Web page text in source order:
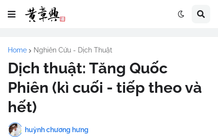
Home Nghiên Cứu - Dịch Thuật
Dịch thuật: Tăng Quốc
Phiên (kì cuối - tiếp theo và
hết)
huỳnh chương hưng